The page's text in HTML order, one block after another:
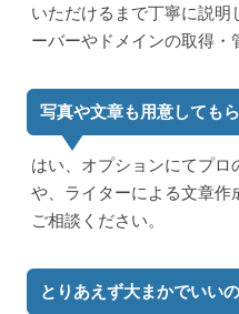
いただけるまで丁寧に説
ーバーやドメインの取得・
写真や文章も用意しても
はい、オプションにてプ
や、ライターによる文章
ご相談ください。
とりあえず大まかでいい